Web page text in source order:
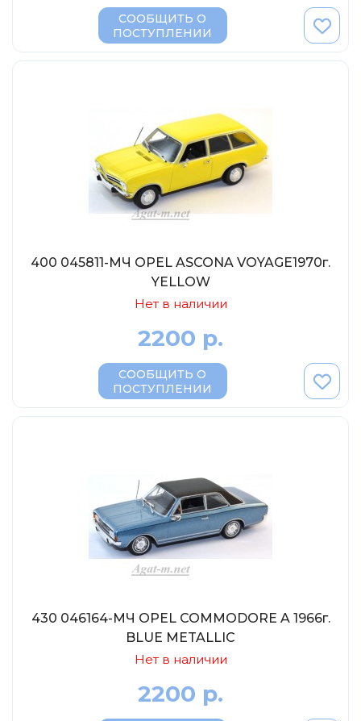
СООБЩИТЬ О
ПОСТУПЛЕНИИ
400 045811-МЧ OPEL ASCONA VOYAGE1970г.
YELLOW
Нет в наличии
2200 р.
СООБЩИТЬ О
ПОСТУПЛЕНИИ
430 046164-МЧ OPEL COMMODORE A 1966г.
BLUE METALLIC
Нет в наличии
2200 р.